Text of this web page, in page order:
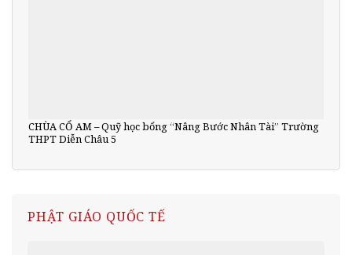
CHÙA CỔ AM – Quỹ học bổng “Nâng Bước Nhân Tài” Trường
THPT Diễn Châu 5
PHẬT GIÁO QUỐC TẾ